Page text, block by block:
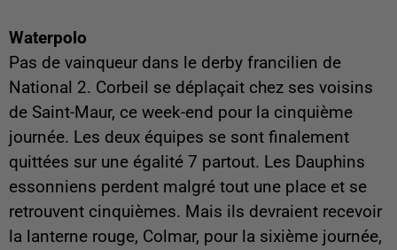
Waterpolo
Pas de vainqueur dans le derby francilien de
National 2. Corbeil se déplaçait chez ses voisins
de Saint-Maur, ce week-end pour la cinquième
journée. Les deux équipes se sont finalement
quittées sur une égalité 7 partout. Les Dauphins
essonniens perdent malgré tout une place et se
retrouvent cinquièmes. Mais ils devraient recevoir
la lanterne rouge, Colmar, pour la sixième journée,